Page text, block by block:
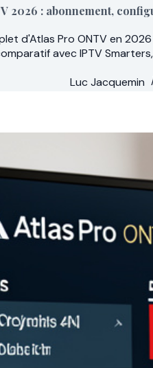
2026 : abonnement,
d'Atlas Pro ONTV en
avec IPTV
Luc Jacquemin